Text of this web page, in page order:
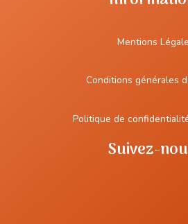
Mentions
Conditions générales
Politique de
Suivez-